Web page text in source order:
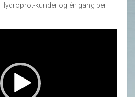
kunder og én gang per